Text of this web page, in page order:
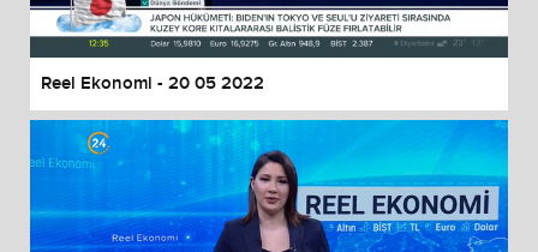
Reel Ekonomi - 20 05 2022